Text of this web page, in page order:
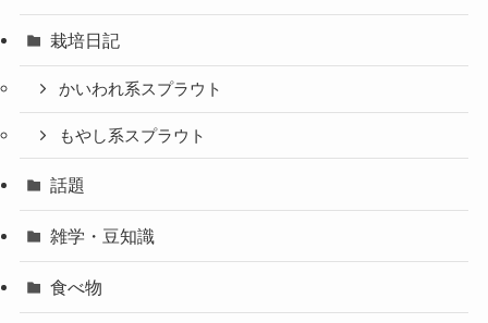
栽培日記
かいわれ系スプラウト
もやし系スプラウト
話題
雑学・豆知識
食べ物